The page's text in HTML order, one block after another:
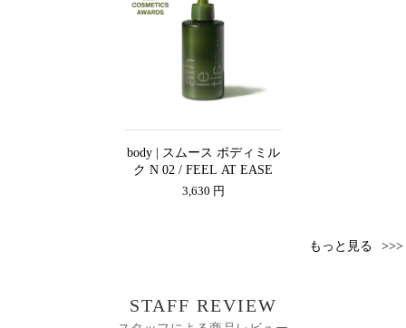
body | スムース ボディミル
ク N 02 / FEEL AT EASE
3,630 円
もっと見る
STAFF REVIEW